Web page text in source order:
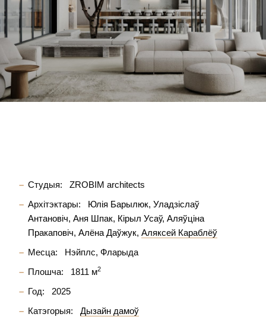
Студыя:
ZROBIM architects
Архітэктары:
Юлія Барылюк Уладзіслаў
Антановіч Аня Шпак Кірыл Усаў Аляўціна
Пракаповіч Алёна Даўжук Аляксей Караблёў
Месца:
Нэйплс, Фларыда
Плошча:
1811 м2
Год:
2025
Катэгорыя:
Дызайн дамоў